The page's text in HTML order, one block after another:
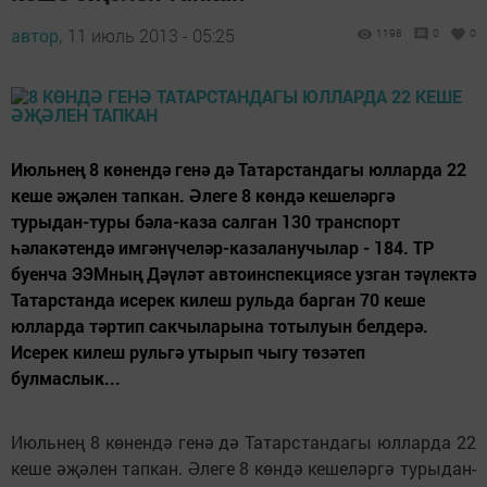
автор, 11 июль 2013 - 05:25 1198 0 0
Июльнең 8 көнендә генә дә Татарстандагы юлларда 22
кеше әҗәлен тапкан. Әлеге 8 көндә кешеләргә
турыдан-туры бәла-каза салган 130 транспорт
һәлакәтендә имгәнүчеләр-казаланучылар - 184. ТР
буенча ЭЭМның Дәүләт автоинспекциясе узган тәүлектә
Татарстанда исерек килеш рульда барган 70 кеше
юлларда тәртип сакчыларына тотылуын белдерә.
Исерек килеш рульгә утырып чыгу төзәтеп
булмаслык...
Июльнең 8 көнендә генә дә Татарстандагы юлларда 22
кеше әҗәлен тапкан. Әлеге 8 көндә кешеләргә турыдан-